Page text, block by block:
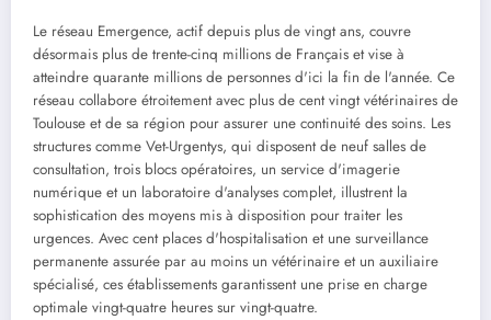
Le réseau Emergence, actif depuis plus de vingt ans, couvre
désormais plus de trente-cinq millions de Français et vise à
atteindre quarante millions de personnes d'ici la fin de l'année. Ce
réseau collabore étroitement avec plus de cent vingt vétérinaires de
Toulouse et de sa région pour assurer une continuité des soins. Les
structures comme Vet-Urgentys, qui disposent de neuf salles de
consultation, trois blocs opératoires, un service d'imagerie
numérique et un laboratoire d'analyses complet, illustrent la
sophistication des moyens mis à disposition pour traiter les
urgences. Avec cent places d'hospitalisation et une surveillance
permanente assurée par au moins un vétérinaire et un auxiliaire
spécialisé, ces établissements garantissent une prise en charge
optimale vingt-quatre heures sur vingt-quatre.